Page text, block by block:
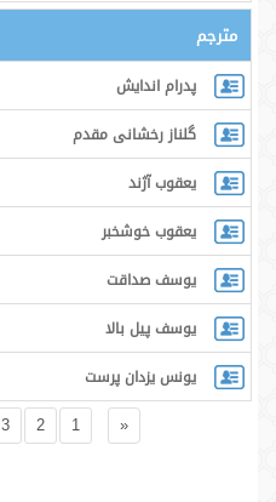
مترجم
پدرام اندایش
گلناز رخشانی مقدم
یعقوب آژند
یعقوب خوشخبر
یوسف صداقت
یوسف پیل بالا
یونس یزدان پرست
«
1
2
3